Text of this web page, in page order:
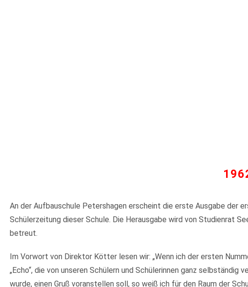
An der Aufbauschule Petershagen erscheint die erste Ausgabe der
Schülerzeitung dieser Schule. Die Herausgabe wird von Studienrat
betreut.
Im Vorwort von Direktor Kötter lesen wir: „Wenn ich der ersten
„Echo“, die von unseren Schülern und Schülerinnen ganz selbständig
wurde, einen Gruß voranstellen soll, so weiß ich für den Raum der